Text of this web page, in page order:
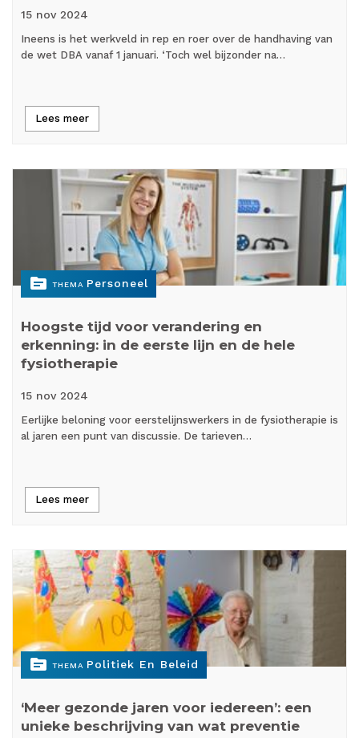
15 nov 2024
Ineens is het werkveld in rep en roer over de handhaving van
de wet DBA vanaf 1 januari. ‘Toch wel bijzonder na…
Lees meer
topic THEMA Personeel
Hoogste tijd voor verandering en
erkenning: in de eerste lijn en de hele
fysiotherapie
15 nov 2024
Eerlijke beloning voor eerstelijnswerkers in de fysiotherapie is
al jaren een punt van discussie. De tarieven…
Lees meer
topic THEMA Politiek En Beleid
‘Meer gezonde jaren voor iedereen’: een
unieke beschrijving van wat preventie